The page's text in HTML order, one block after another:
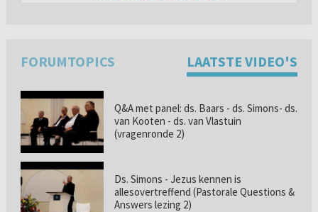
FORUMTOPICS LAATSTE VIDEO'S
Q&A met panel: ds. Baars - ds. Simons- ds.
van Kooten - ds. van Vlastuin
(vragenronde 2)
Ds. Simons - Jezus kennen is
allesovertreffend (Pastorale Questions &
Answers lezing 2)